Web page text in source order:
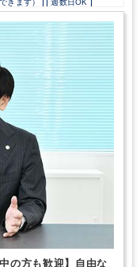
能） 週3日からOK
開始時間の相談OK
未満勤務OK
内 駅から徒歩5分以内
ビスあり
通勤OK
ンワークがメイン
等のOJT
みあり
e-Tax
の方も歓迎】自由な